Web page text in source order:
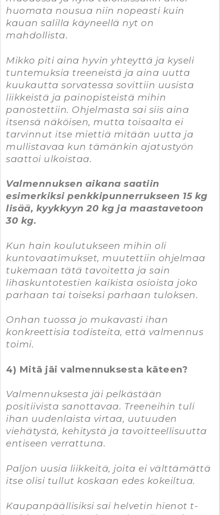
huomata nousua niin nopeasti kuin
kauan salilla käyneellä nyt on
mahdollista.
Mikko piti aina hyvin yhteyttä ja kyseli
tuntemuksia treeneistä ja aina uutta
kuukautta sorvatessa sovittiin uusista
liikkeistä ja painopisteistä mihin
panostettiin. Ohjelmasta sai siis aina
itsensä näköisen, mutta toisaalta ei
tarvinnut itse miettiä mitään uutta ja
mullistavaa kun tämänkin ajatustyön
saattoi ulkoistaa.
Valmennuksen aikana saatiin
esimerkiksi penkkipunnerrukseen 15 kg
lisää, kyykkyyn 20 kg ja maastavetoon
30 kg.
Kun hain koulutukseen mihin oli
kuntovaatimukset, muutettiin ohjelmaa
tukemaan tätä tavoitetta ja sain
lihaskuntotestien kaikista osioista joko
parhaan tai toiseksi parhaan tuloksen.
Onhan tuossa jo mukavasti ihan
konkreettisia todisteita, että valmennus
toimi.
4) Mitä jäi valmennuksesta käteen?
Valmennuksesta jäi pelkästään
positiivista sanottavaa. Treeneihin tuli
ihan uudenlaista virtaa, uutuuden
viehätystä, kehitystä ja tavoitteellisuutta
entiseen verrattuna.
Paljon uusia liikkeitä, joita ei välttämättä
itse olisi tullut koskaan edes kokeiltua.
Kaupanpäällisiksi sai helvetin hienot t-